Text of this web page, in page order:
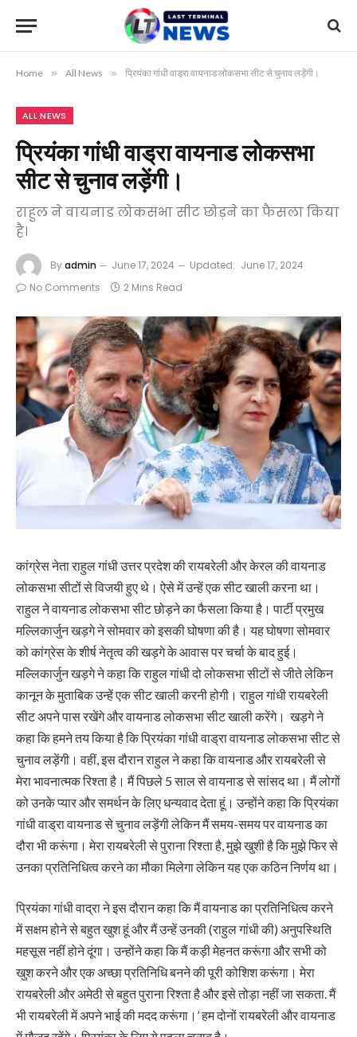
Home » All News » प्रियंका गांधी वाड्रा वायनाड लोकसभा सीट से चुनाव लड़ेंगी।
ALL NEWS
प्रियंका गांधी वाड्रा वायनाड लोकसभा
सीट से चुनाव लड़ेंगी।
राहुल ने वायनाड लोकसभा सीट छोड़ने का फैसला किया
है।
Byadmin June 17, 2024 Updated: June 17, 2024
No Comments
2 Mins Read
कांग्रेस नेता राहुल गांधी उत्तर प्रदेश की रायबरेली और केरल की वायनाड
लोकसभा सीटों से विजयी हुए थे। ऐसे में उन्हें एक सीट खाली करना था।
राहुल ने वायनाड लोकसभा सीट छोड़ने का फैसला किया है। पार्टी प्रमुख
मल्लिकार्जुन खड़गे ने सोमवार को इसकी घोषणा की है। यह घोषणा सोमवार
को कांग्रेस के शीर्ष नेतृत्व की खड़गे के आवास पर चर्चा के बाद हुई।
मल्लिकार्जुन खड़गे ने कहा कि राहुल गांधी दो लोकसभा सीटों से जीते लेकिन
कानून के मुताबिक उन्हें एक सीट खाली करनी होगी। राहुल गांधी रायबरेली
सीट अपने पास रखेंगे और वायनाड लोकसभा सीट खाली करेंगे। खड़गे ने
कहा कि हमने तय किया है कि प्रियंका गांधी वाड्रा वायनाड लोकसभा सीट से
चुनाव लड़ेंगी। वहीं, इस दौरान राहुल ने कहा कि वायनाड और रायबरेली से
मेरा भावनात्मक रिश्ता है। मैं पिछले 5 साल से वायनाड से सांसद था। मैं लोगों
को उनके प्यार और समर्थन के लिए धन्यवाद देता हूं। उन्होंने कहा कि प्रियंका
गांधी वाड्रा वायनाड से चुनाव लड़ेंगी लेकिन मैं समय-समय पर वायनाड का
दौरा भी करूंगा। मेरा रायबरेली से पुराना रिश्ता है, मुझे खुशी है कि मुझे फिर से
उनका प्रतिनिधित्व करने का मौका मिलेगा लेकिन यह एक कठिन निर्णय था।
प्रियंका गांधी वाद्रा ने इस दौरान कहा कि मैं वायनाड का प्रतिनिधित्व करने
में सक्षम होने से बहुत खुश हूं और मैं उन्हें उनकी (राहुल गांधी की) अनुपस्थिति
महसूस नहीं होने दूंगा। उन्होंने कहा कि मैं कड़ी मेहनत करूंगा और सभी को
खुश करने और एक अच्छा प्रतिनिधि बनने की पूरी कोशिश करूंगा। मेरा
रायबरेली और अमेठी से बहुत पुराना रिश्ता है और इसे तोड़ा नहीं जा सकता. मैं
भी रायबरेली में अपने भाई की मदद करूंगा।’ हम दोनों रायबरेली और वायनाड